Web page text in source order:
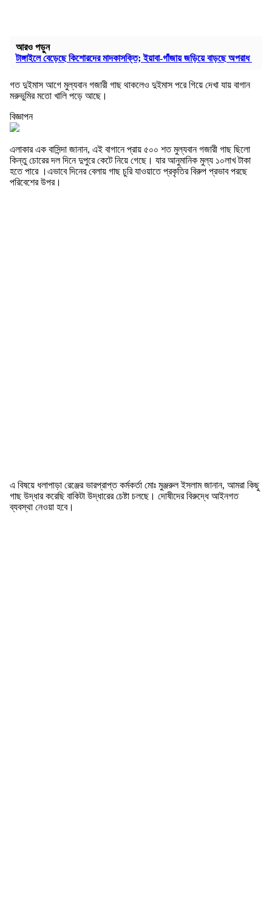
আরও পড়ুন
টাঙ্গাইলে বেড়েছে কিশোরদের মাদকাসক্তি; ইয়াবা-গাঁজায় জড়িয়ে বাড়ছে অপরাধ
গত দুইমাস আগে মুল্যবান গজারী গাছ থাকলেও দুইমাস পরে গিয়ে দেখা যায় বাগান
মরুভুমির মতো খালি পড়ে আছে।
বিজ্ঞাপন
এলাকার এক বাসিন্দা জানান, এই বাগানে প্রায় ৫০০ শত মুল্যবান গজারী গাছ ছিলো
কিন্তু চোরের দল দিনে দুপুরে কেটে নিয়ে গেছে। যার আনুমানিক মুল্য ১০লাখ টাকা
হতে পারে ।এভাবে দিনের বেলায় গাছ চুরি যাওয়াতে প্রকৃতির বিরুপ প্রভাব পরছে
পরিবেশের উপর।
এ বিষয়ে ধলাপাড়া রেঞ্জের ভারপ্রাপ্ত কর্মকর্তা মোঃ মুঞ্জরুল ইসলাম জানান, আমরা কিছু
গাছ উদ্ধার করেছি বাকিটা উদ্ধারের চেষ্টা চলছে। দোষীদের বিরুদ্ধে আইনগত
ব্যবস্থা নেওয়া হবে।